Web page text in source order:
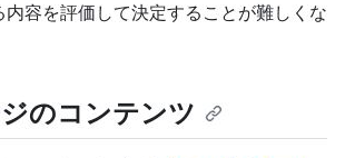
内容を評価して決定することが難しくな
のコンテンツ